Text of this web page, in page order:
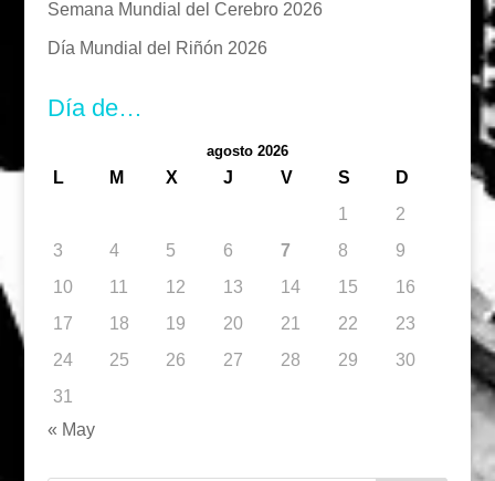
Semana Mundial del Cerebro 2026
Día Mundial del Riñón 2026
Día de…
agosto 2026
L M X J V S
D
1
2
3
4 5 6 7 8
9
10
11 12 13 14 15
16
17
18 19 20 21 22
23
24
25 26 27 28 29
30
31
« May